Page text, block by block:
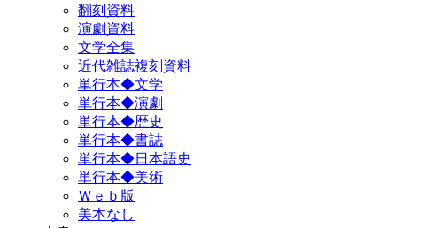
翻刻資料
演劇資料
文学全集
近代雑誌複刻資料
単行本◆文学
単行本◆演劇
単行本◆歴史
単行本◆書誌
単行本◆日本語史
単行本◆美術
Ｗｅｂ版
美本なし